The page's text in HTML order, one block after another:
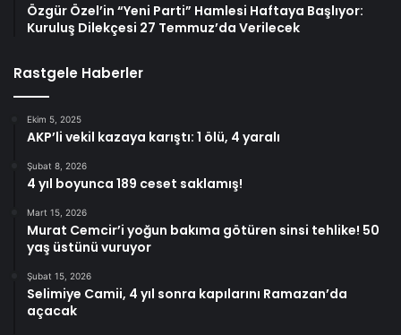
Özgür Özel’in “Yeni Parti” Hamlesi Haftaya Başlıyor:
Kuruluş Dilekçesi 27 Temmuz’da Verilecek
Rastgele Haberler
Ekim 5, 2025
AKP’li vekil kazaya karıştı: 1 ölü, 4 yaralı
Şubat 8, 2026
4 yıl boyunca 189 ceset saklamış!
Mart 15, 2026
Murat Cemcir’i yoğun bakıma götüren sinsi tehlike! 50
yaş üstünü vuruyor
Şubat 15, 2026
Selimiye Camii, 4 yıl sonra kapılarını Ramazan’da
açacak